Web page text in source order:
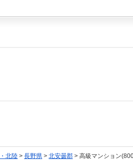
北陸 > 長野県 > 北安曇郡 > 高級マンション